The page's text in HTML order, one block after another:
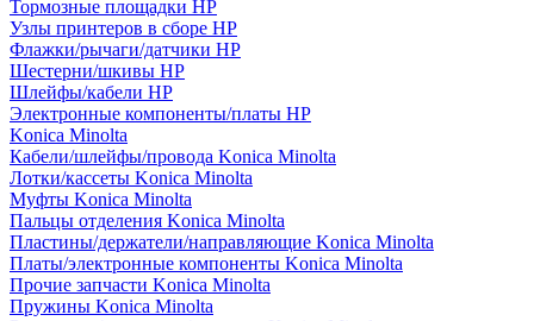
Тормозные площадки HP
Узлы принтеров в сборе HP
Флажки/рычаги/датчики HP
Шестерни/шкивы HP
Шлейфы/кабели HP
Электронные компоненты/платы HP
Konica Minolta
Кабели/шлейфы/провода Konica Minolta
Лотки/кассеты Konica Minolta
Муфты Konica Minolta
Пальцы отделения Konica Minolta
Пластины/держатели/направляющие Konica Minolta
Платы/электронные компоненты Konica Minolta
Прочие запчасти Konica Minolta
Пружины Konica Minolta